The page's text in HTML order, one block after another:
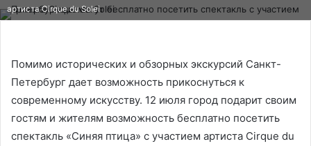
артиста Cirque du Solei
Помимо исторических и обзорных экскурсий Санкт-
Петербург дает возможность прикоснуться к
современному искусству. 12 июля город подарит своим
гостям и жителям возможность бесплатно посетить
спектакль «Синяя птица» с участием артиста Cirque du